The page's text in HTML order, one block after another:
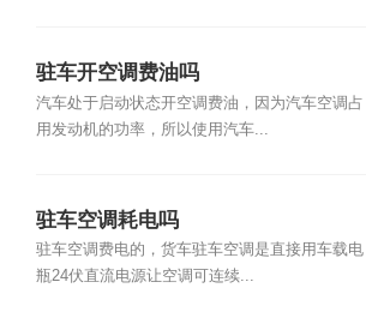
驻车开空调费油吗
汽车处于启动状态开空调费油，因为汽车空调占
用发动机的功率，所以使用汽车...
驻车空调耗电吗
驻车空调费电的，货车驻车空调是直接用车载电
瓶24伏直流电源让空调可连续...